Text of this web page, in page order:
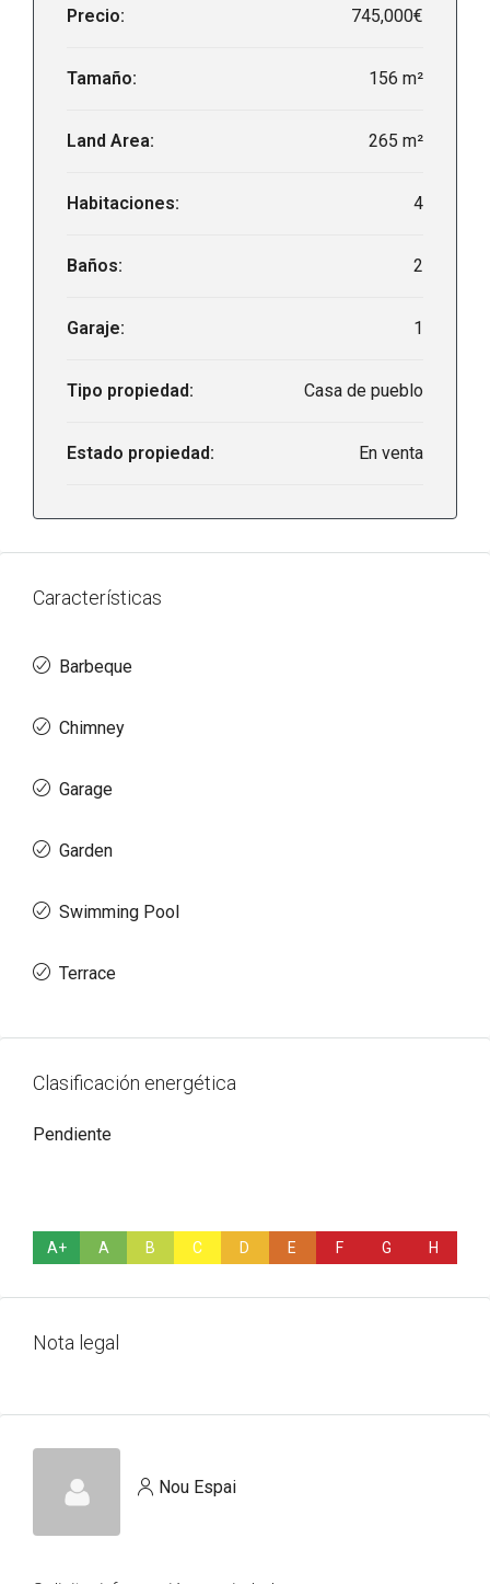
Precio: 745,000€
Tamaño: 156 m²
Land Area: 265 m²
Habitaciones: 4
Baños: 2
Garaje: 1
Tipo propiedad: Casa de pueblo
Estado propiedad: En venta
Características
Barbeque
Chimney
Garage
Garden
Swimming Pool
Terrace
Clasificación energética
Pendiente
A+ A B C D E F G H
Nota legal
Nou Espai